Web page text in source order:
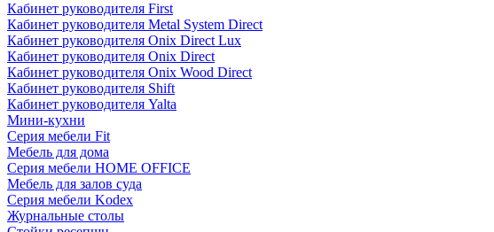
Кабинет руководителя First
Кабинет руководителя Metal System Direct
Кабинет руководителя Onix Direct Lux
Кабинет руководителя Onix Direct
Кабинет руководителя Onix Wood Direct
Кабинет руководителя Shift
Кабинет руководителя Yalta
Мини-кухни
Серия мебели Fit
Мебель для дома
Серия мебели HOME OFFICE
Мебель для залов суда
Серия мебели Kodex
Журнальные столы